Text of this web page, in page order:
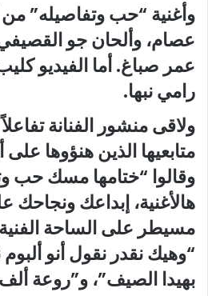
وأغنية “حب وتفاصيله”
عصام، وألحان جو
عمر صباغ. أما الفيديو
رامي نبها.
ولاقى منشور الفنانة
متابعيها الذين هنؤوها على
وقالوا “ختامها مسك حب
هالأغنية، إبداعك
مسيطر على الساحة
“وهيك نقدر نقول أنو
بهيدا الصيف”، و”روعة